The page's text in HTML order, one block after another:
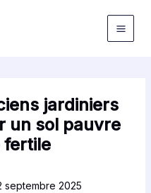
jardiniers
un sol pauvre
fertile
septembre 2025